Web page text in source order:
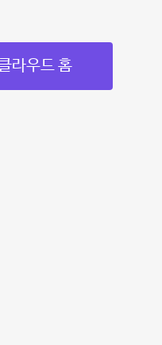
라우드 홈